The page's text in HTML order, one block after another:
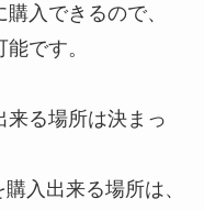
入できるので、
です。
来る場所は決まっ
入出来る場所は、